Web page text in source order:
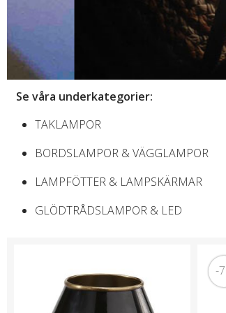
Se våra underkategorier:
TAKLAMPOR
BORDSLAMPOR & VÄGGLAMPOR
LAMPFÖTTER & LAMPSKÄRMAR
GLÖDTRÅDSLAMPOR & LED
7